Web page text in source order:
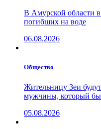
В Амурской области в
погибших на воде
06.08.2026
Общество
Жительницу Зеи
мужчины, который
05.08.2026